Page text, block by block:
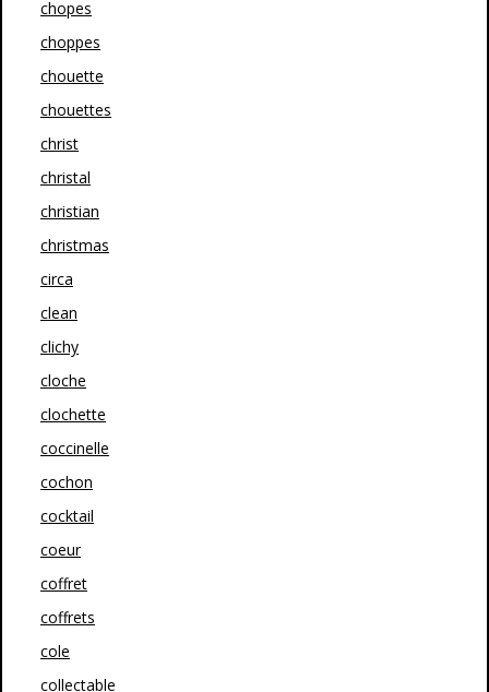
chopes
choppes
chouette
chouettes
christ
christal
christian
christmas
circa
clean
clichy
cloche
clochette
coccinelle
cochon
cocktail
coeur
coffret
coffrets
cole
collectable